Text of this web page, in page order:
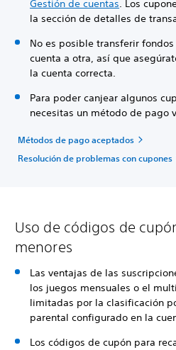
Gestión de cuentas. Los
la sección de detalles de
No es posible transferir
cuenta a otra, así que
la cuenta correcta.
Para poder canjear algunos
necesitas un método de pago
Métodos de pago aceptados
Resolución de problemas con cupones
Uso de códigos de
menores
Las ventajas de las
los juegos mensuales o el
limitadas por la clasificación
parental configurado en la
Los códigos de cupón para